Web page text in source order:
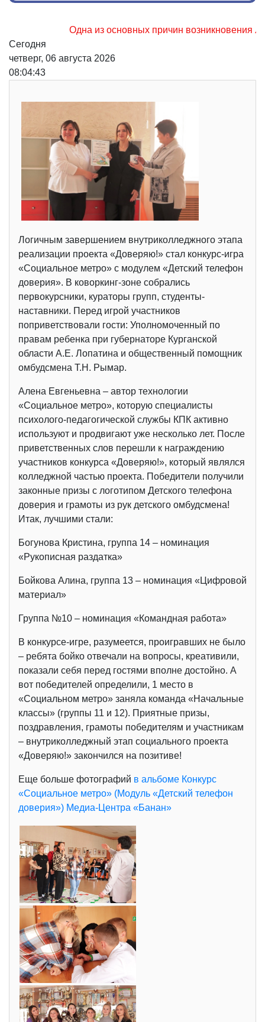
Одна из основных причин возникновения
Сегодня
четверг, 06 августа 2026
08:04:44
Логичным завершением внутриколледжного этапа
реализации проекта «Доверяю!» стал конкурс-игра
«Социальное метро» с модулем «Детский телефон
доверия». В коворкинг-зоне собрались
первокурсники, кураторы групп, студенты-
наставники. Перед игрой участников
поприветствовали гости: Уполномоченный по
правам ребенка при губернаторе Курганской
области А.Е. Лопатина и общественный помощник
омбудсмена Т.Н. Рымар.
Алена Евгеньевна – автор технологии
«Социальное метро», которую специалисты
психолого-педагогической службы КПК активно
используют и продвигают уже несколько лет. После
приветственных слов перешли к награждению
участников конкурса «Доверяю!», который являлся
колледжной частью проекта. Победители получили
законные призы с логотипом Детского телефона
доверия и грамоты из рук детского омбудсмена!
Итак, лучшими стали:
Богунова Кристина, группа 14 – номинация
«Рукописная раздатка»
Бойкова Алина, группа 13 – номинация «Цифровой
материал»
Группа №10 – номинация «Командная работа»
В конкурсе-игре, разумеется, проигравших не было
– ребята бойко отвечали на вопросы, креативили,
показали себя перед гостями вполне достойно. А
вот победителей определили, 1 место в
«Социальном метро» заняла команда «Начальные
классы» (группы 11 и 12). Приятные призы,
поздравления, грамоты победителям и участникам
– внутриколледжный этап социального проекта
«Доверяю!» закончился на позитиве!
Еще больше фотографий в альбоме Конкурс
«Социальное метро» (Модуль «Детский телефон
доверия») Медиа-Центра «Банан»